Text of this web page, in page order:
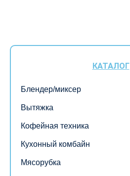
КАТАЛОГ
Блендер/миксер
Вытяжка
Кофейная техника
Кухонный комбайн
Мясорубка